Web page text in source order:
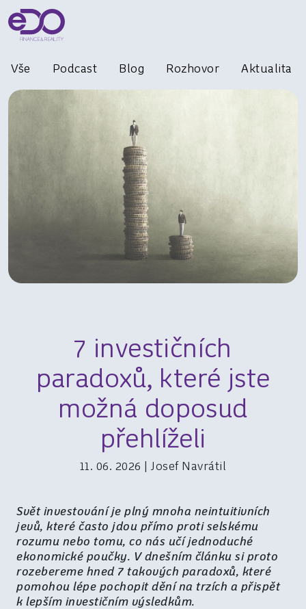
Vše Podcast Blog Rozhovor Aktualita
7 investičních
paradoxů, které jste
možná doposud
přehlíželi
11. 06. 2026 | Josef Navrátil
Svět investování je plný mnoha neintuitivních
jevů, které často jdou přímo proti selskému
rozumu nebo tomu, co nás učí jednoduché
ekonomické poučky. V dnešním článku si proto
rozebereme hned 7 takových paradoxů, které
pomohou lépe pochopit dění na trzích a přispět
k lepším investičním výsledkům.